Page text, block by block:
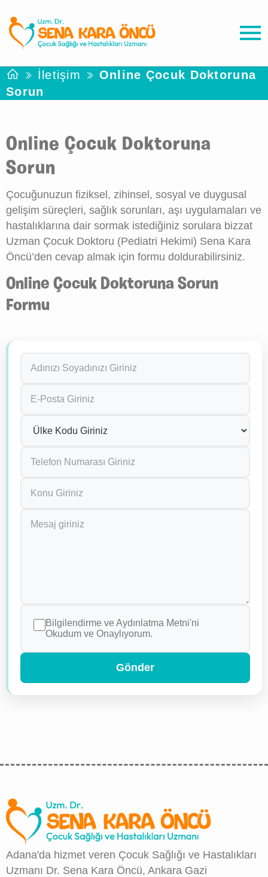
İletişim
Online Çocuk Doktoruna
Sorun
Online Çocuk Doktoruna
Sorun
Çocuğunuzun fiziksel, zihinsel, sosyal ve duygusal
gelişim süreçleri, sağlık sorunları, aşı uygulamaları ve
hastalıklarına dair sormak istediğiniz sorulara bizzat
Uzman Çocuk Doktoru (Pediatri Hekimi) Sena Kara
Öncü’den cevap almak için formu doldurabilirsiniz.
Online Çocuk Doktoruna Sorun
Formu
Bilgilendirme ve Aydınlatma Metni'ni
Okudum ve Onaylıyorum.
Adana'da hizmet veren Çocuk Sağlığı ve Hastalıkları
Uzmanı Dr. Sena Kara Öncü, Ankara Gazi